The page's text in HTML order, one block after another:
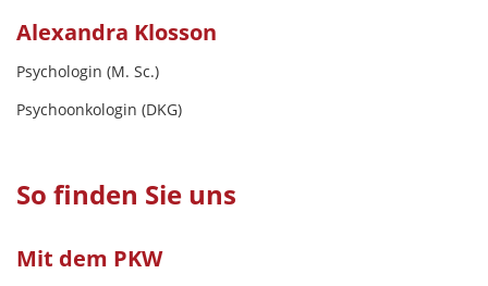
Alexandra Klosson
Psychologin (M. Sc.)
Psychoonkologin (DKG)
So finden Sie uns
Mit dem PKW